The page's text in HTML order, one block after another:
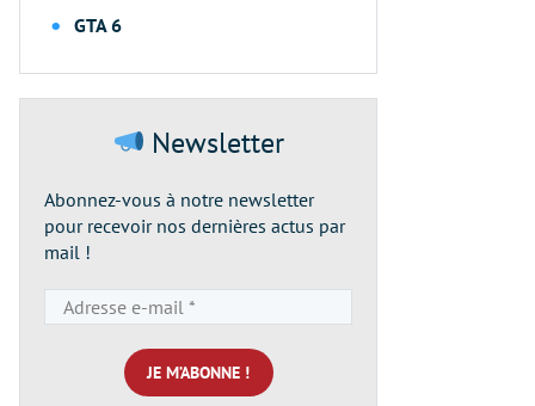
GTA 6
Newsletter
Abonnez-vous à notre newsletter
pour recevoir nos dernières actus par
mail !
e-
mail
*